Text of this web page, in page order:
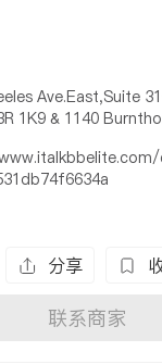
Ave.East,Suite
1K9 & 1140
分享
联系商家